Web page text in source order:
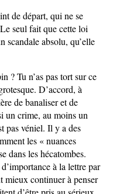
de départ, qui ne se
seul fait que cette loi
scandale absolu, qu’elle
? Tu n’as pas tort sur ce
D’accord, à
de banaliser et de
un crime, au moins un
pas véniel. Il y a des
les « nuances
dans les hécatombes.
à la lettre par
mieux continuer à penser